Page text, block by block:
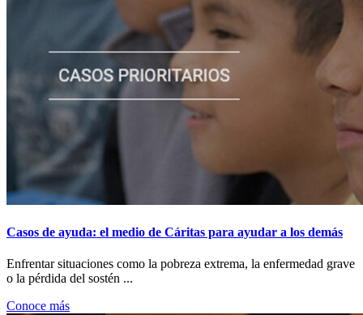
Casos de ayuda: el medio de Cáritas para ayudar a los demás
Enfrentar situaciones como la pobreza extrema, la enfermedad grave
o la pérdida del sostén ...
Conoce más